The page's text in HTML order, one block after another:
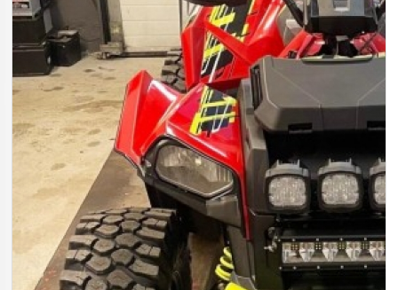
BREMSELYS